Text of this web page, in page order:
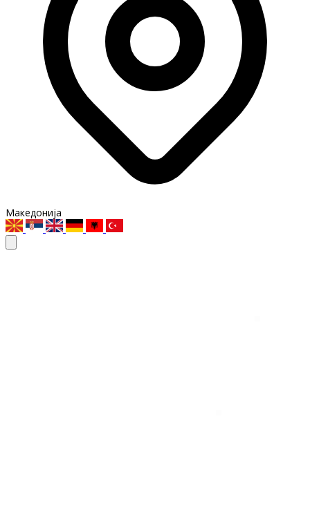
Македонија